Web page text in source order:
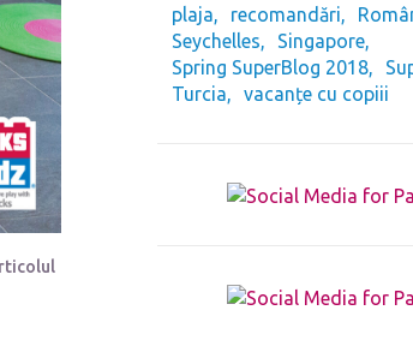
plaja
recomandări
Seychelles
Singapore
Spring SuperBlog 2018
Turcia
vacanțe cu copiii